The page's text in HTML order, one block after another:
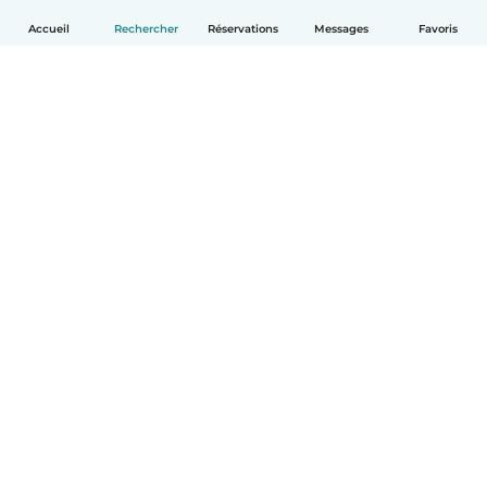
Accueil Rechercher Réservations Messages Favoris